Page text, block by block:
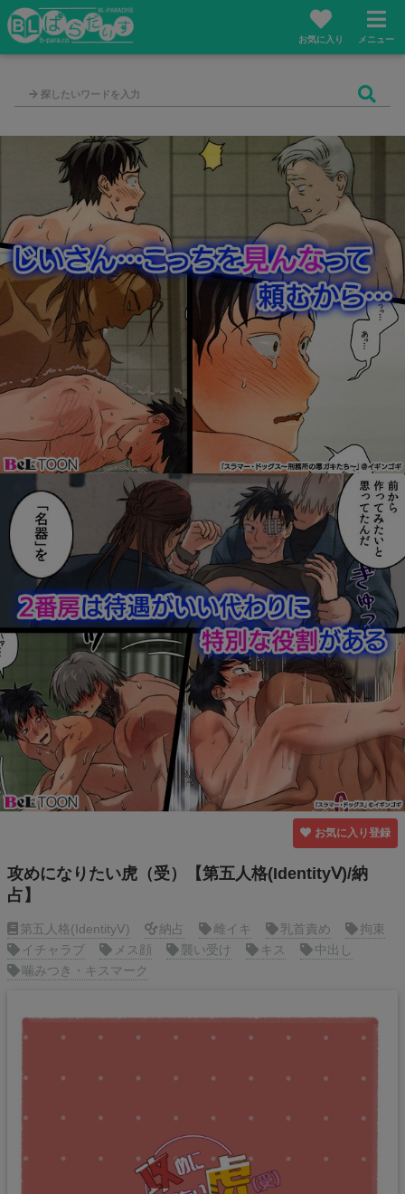
お気に入り メニュー
お気に入り登録
攻めになりたい虎（受）【第五人格(IdentityⅤ)/納
占】
第五人格(IdentityⅤ) 納占 雌イキ 乳首責め
拘束
イチャラブ
メス顔 襲い受け キス
中出し
噛みつき・キスマーク